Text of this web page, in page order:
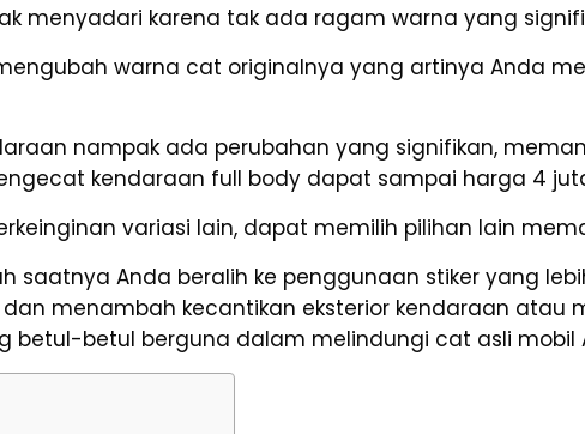
menyadari karena tak ada ragam warna yang
warna cat originalnya yang artinya Anda
nampak ada perubahan yang signifikan,
kendaraan full body dapat sampai harga 4
variasi lain, dapat memilih pilihan lain
saatnya Anda beralih ke penggunaan stiker yang
menambah kecantikan eksterior kendaraan atau
betul-betul berguna dalam melindungi cat asli mobil